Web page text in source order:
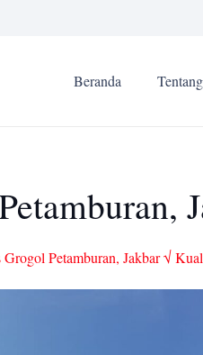
Beranda
Petamburan, Jakbar √